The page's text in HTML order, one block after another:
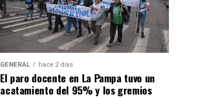
GENERAL hace 2 días
El paro docente en La Pampa tuvo un
acatamiento del 95% y los gremios